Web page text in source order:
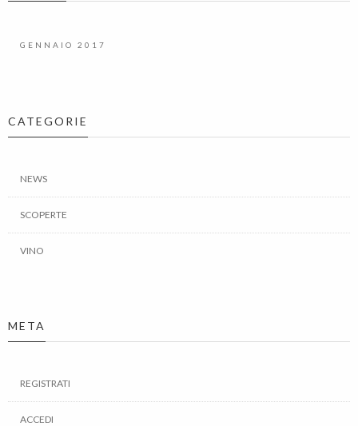
GENNAIO 2017
CATEGORIE
NEWS
SCOPERTE
VINO
META
REGISTRATI
ACCEDI